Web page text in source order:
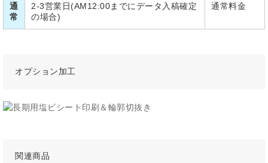
通
常
2-3営業日(AM12:00までにデータ入稿確定
の場合)
通常料金
オプション加工
関連商品